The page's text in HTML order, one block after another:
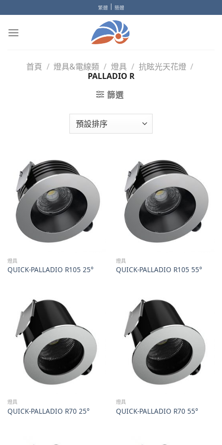
to
content
繁體 | 簡體
首頁 / 燈具&電線類 / 燈具 / 抗眩光天花燈 /
PALLADIO R
篩選
燈具
QUICK-PALLADIO R105 25°
燈具
QUICK-PALLADIO R105 55°
燈具
QUICK-PALLADIO R70 25°
燈具
QUICK-PALLADIO R70 55°